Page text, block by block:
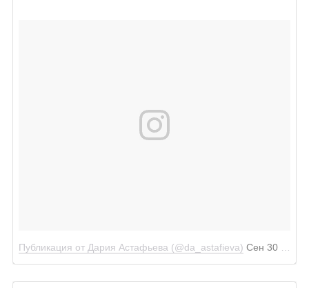
Публикация от Дария Астафьева (@da_astafieva) Сен 30 2017 в 2:02 PDT